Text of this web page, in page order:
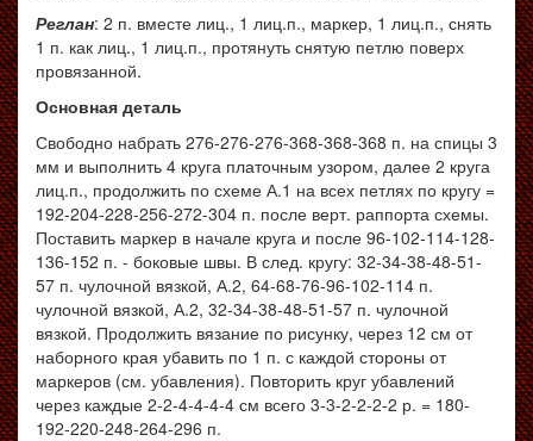
Реглан: 2 п. вместе лиц., 1 лиц.п., маркер, 1 лиц.п., снять
1 п. как лиц., 1 лиц.п., протянуть снятую петлю поверх
провязанной.
Основная деталь
Свободно набрать 276-276-276-368-368-368 п. на спицы 3
мм и выполнить 4 круга платочным узором, далее 2 круга
лиц.п., продолжить по схеме А.1 на всех петлях по кругу =
192-204-228-256-272-304 п. после верт. раппорта схемы.
Поставить маркер в начале круга и после 96-102-114-128-
136-152 п. - боковые швы. В след. кругу: 32-34-38-48-51-
57 п. чулочной вязкой, А.2, 64-68-76-96-102-114 п.
чулочной вязкой, А.2, 32-34-38-48-51-57 п. чулочной
вязкой. Продолжить вязание по рисунку, через 12 см от
наборного края убавить по 1 п. с каждой стороны от
маркеров (см. убавления). Повторить круг убавлений
через каждые 2-2-4-4-4-4 см всего 3-3-2-2-2-2 р. = 180-
192-220-248-264-296 п.